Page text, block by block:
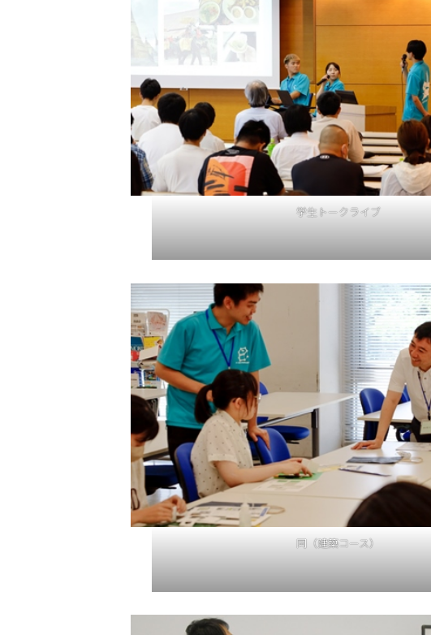
学生トークライブ
同（建築コース）